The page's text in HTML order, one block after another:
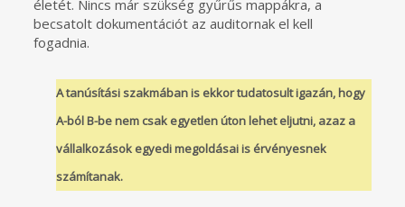
életét. Nincs már szükség gyűrűs mappákra, a
becsatolt dokumentációt az auditornak el kell
fogadnia.
A tanúsítási szakmában is ekkor tudatosult igazán, hogy
A-ból B-be nem csak egyetlen úton lehet eljutni, azaz a
vállalkozások egyedi megoldásai is érvényesnek
számítanak.